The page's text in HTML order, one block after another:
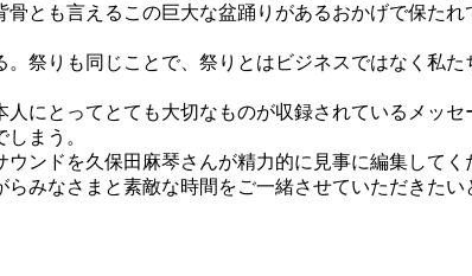
とも言えるこの巨大な盆踊りがあるおかげで保た
祭りも同じことで、祭りとはビジネスではなく私
にとってとても大切なものが収録されているメッ
まう。
ンドを久保田麻琴さんが精力的に見事に編集して
みなさまと素敵な時間をご一緒させていただきたい